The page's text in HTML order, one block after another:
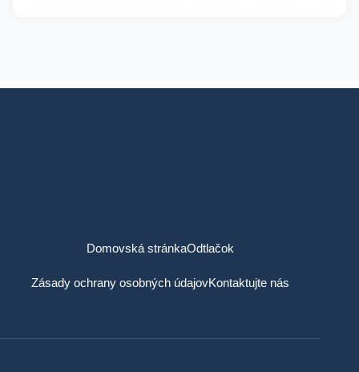
Domovská stránkaOdtlačok
Zásady ochrany osobných údajovKontaktujte nás